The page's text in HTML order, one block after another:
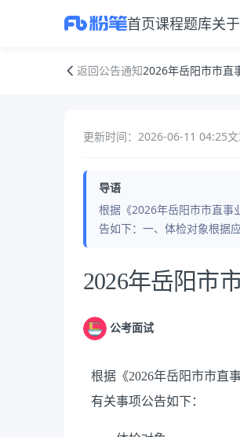
首页课程题库关
返回公告通知2026年岳阳市市直
更新时间：2026-06-11 04:25
导语
根据《2026年岳阳市市直事
告如下：一、体检对象根据
公告正文
2026年岳阳市
公考面试
根据《2026年岳阳市市直
有关事项公告如下：